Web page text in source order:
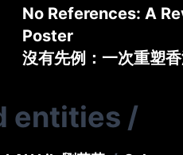
No References: A
Poster
沒有先例：一次重塑
entities /